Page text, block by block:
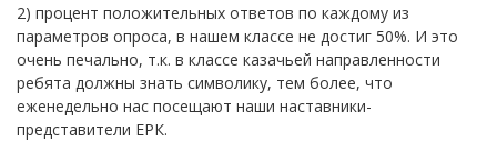
2) процент положительных ответов по каждому из
параметров опроса, в нашем классе не достиг 50%. И это
очень печально, т.к. в классе казачьей направленности
ребята должны знать символику, тем более, что
еженедельно нас посещают наши наставники-
представители ЕРК.